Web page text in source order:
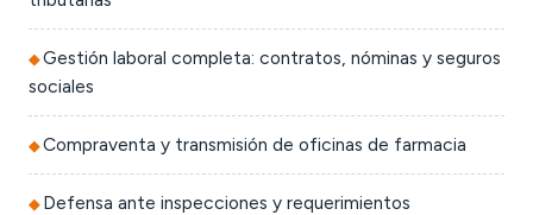
Gestión laboral completa: contratos, nóminas y seguros
sociales
Compraventa y transmisión de oficinas de farmacia
Defensa ante inspecciones y requerimientos